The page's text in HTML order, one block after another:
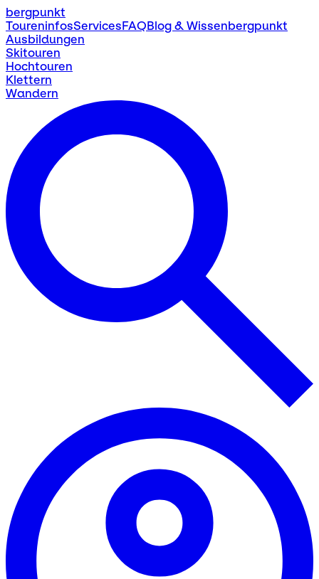
bergpunkt
ToureninfosServicesFAQBlog & Wissenbergpunkt
Ausbildungen
Skitouren
Hochtouren
Klettern
Wandern